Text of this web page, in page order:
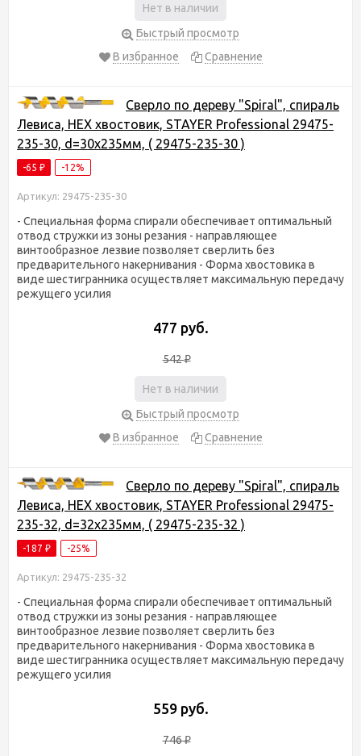
Нет в наличии
Быстрый просмотр
В избранное
Сравнение
Сверло по дереву "Spiral", спираль
Левиса, HEX хвостовик, STAYER Professional 29475-
235-30, d=30х235мм, ( 29475-235-30 )
-65 ₽ -12%
Артикул: 29475-235-30
- Специальная форма спирали обеспечивает оптимальный
отвод стружки из зоны резания - направляющее
винтообразное лезвие позволяет сверлить без
предварительного накернивания - Форма хвостовика в
виде шестигранника осуществляет максимальную передачу
режущего усилия
477 руб.
542₽
Нет в наличии
Быстрый просмотр
В избранное
Сравнение
Сверло по дереву "Spiral", спираль
Левиса, HEX хвостовик, STAYER Professional 29475-
235-32, d=32х235мм, ( 29475-235-32 )
-187 ₽ -25%
Артикул: 29475-235-32
- Специальная форма спирали обеспечивает оптимальный
отвод стружки из зоны резания - направляющее
винтообразное лезвие позволяет сверлить без
предварительного накернивания - Форма хвостовика в
виде шестигранника осуществляет максимальную передачу
режущего усилия
559 руб.
746₽